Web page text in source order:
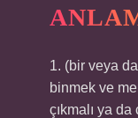
1. (bir veya
binmek ve
çıkmalı ya da